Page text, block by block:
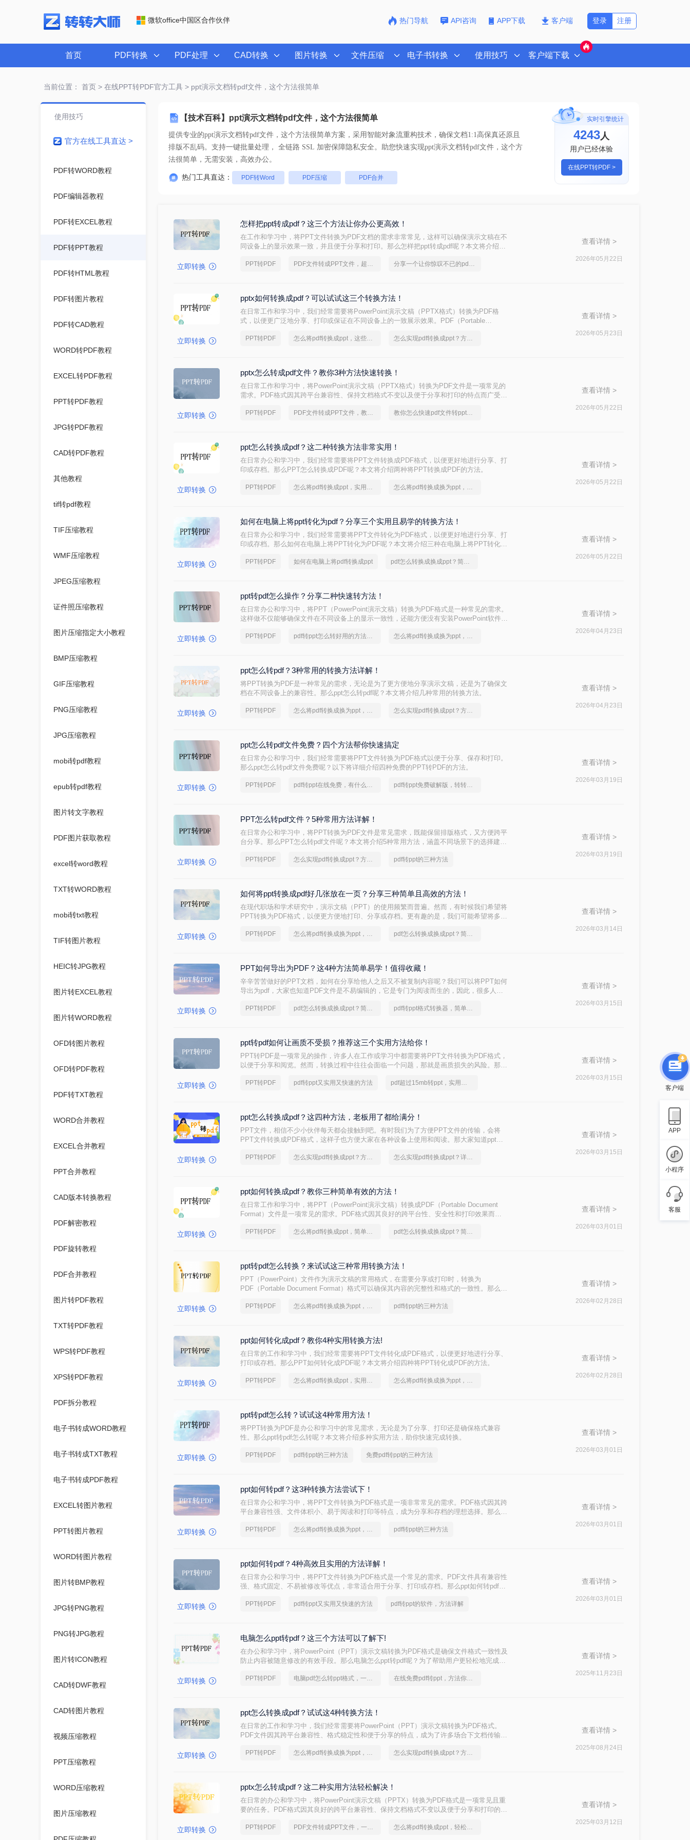
微软office中国区合作伙伴 热门导航 API咨询 APP下载 客户端 注册
登录
首页 PDF转换 PDF处理 CAD转换 图片转换 文件压缩 电子书转换 使用技巧 客户端下载
当前位置： 首页> 在线PPT转PDF官方工具> ppt演示文档转pdf文件，这个方法很简单
【技术百科】ppt演示文档转pdf文件，这个方法很简单
提供专业的ppt演示文档转pdf文件，这个方法很简单方案，采用智能对象流重构技术，确保文档1:1高保真还原且
排版不乱码。支持一键批量处理， 全链路 SSL 加密保障隐私安全。助您快速实现ppt演示文档转pdf文件，这个方
法很简单，无需安装，高效办公。
热门工具直达： PDF转Word PDF压缩 PDF合并
实时引擎统计
4243人
用户已经体验
在线PPT转PDF >
使用技巧
官方在线工具直达 >
PDF转WORD教程
PDF编辑器教程
PDF转EXCEL教程
PDF转PPT教程
PDF转HTML教程
PDF转图片教程
PDF转CAD教程
WORD转PDF教程
EXCEL转PDF教程
PPT转PDF教程
JPG转PDF教程
CAD转PDF教程
其他教程
tif转pdf教程
TIF压缩教程
WMF压缩教程
JPEG压缩教程
证件照压缩教程
图片压缩指定大小教程
BMP压缩教程
GIF压缩教程
PNG压缩教程
JPG压缩教程
mobi转pdf教程
epub转pdf教程
图片转文字教程
PDF图片获取教程
excel转word教程
TXT转WORD教程
mobi转txt教程
TIF转图片教程
HEIC转JPG教程
图片转EXCEL教程
图片转WORD教程
OFD转图片教程
OFD转PDF教程
PDF转TXT教程
WORD合并教程
EXCEL合并教程
PPT合并教程
CAD版本转换教程
PDF解密教程
PDF旋转教程
PDF合并教程
图片转PDF教程
TXT转PDF教程
WPS转PDF教程
XPS转PDF教程
PDF拆分教程
电子书转成WORD教程
电子书转成TXT教程
电子书转成PDF教程
EXCEL转图片教程
PPT转图片教程
WORD转图片教程
图片转BMP教程
JPG转PNG教程
PNG转JPG教程
图片转ICON教程
CAD转DWF教程
CAD转图片教程
视频压缩教程
PPT压缩教程
WORD压缩教程
图片压缩教程
立即转换
怎样把ppt转成pdf？这三个方法让你办公更高效！
在工作和学习中，将PPT文件转换为PDF文档的需求非常常见，这样可以确保演示文稿在不
同设备上的显示效果一致，并且便于分享和打印。那么怎样把ppt转成pdf呢？本文将介绍三
PPT转PDF PDF文件转成PPT文件，超高效图文教程推荐 分享一个让你惊叹不已的pdf格式转ppt方法
查看详情 >
2026年05月22日
立即转换
pptx如何转换成pdf？可以试试这三个转换方法！
在日常工作和学习中，我们经常需要将PowerPoint演示文稿（PPTX格式）转换为PDF格
式，以便更广泛地分享、打印或保证在不同设备上的一致展示效果。PDF（Portable
何转换成pdf呢？本文将详细介绍几种将PPTX转换为PDF的高效方法，帮助您轻松完成转换
PPT转PDF 怎么将pdf转换成ppt，这些方法可以帮到你 怎么实现pdf转换成ppt？方法详解
查看详情 >
2026年05月23日
立即转换
pptx怎么转成pdf文件？教你3种方法快速转换！
在日常工作和学习中，将PowerPoint演示文稿（PPTX格式）转换为PDF文件是一项常见的
需求。PDF格式因其跨平台兼容性、保持文档格式不变以及便于分享和打印的特点而广受欢
助您轻松完成转换任务。
PPT转PDF PDF文件转成PPT文件，教你一个方法 教你怎么快速pdf文件转ppt文档
查看详情 >
2026年05月22日
立即转换
ppt怎么转换成pdf？这二种转换方法非常实用！
在日常办公和学习中，我们经常需要将PPT文件转换成PDF格式，以便更好地进行分享、打
印或存档。那么PPT怎么转换成PDF呢？本文将介绍两种将PPT转换成PDF的方法。
PPT转PDF 怎么将pdf转换成ppt，实用方法不要错过 怎么将pdf转换成换为ppt，实用的方法来了
查看详情 >
2026年05月22日
立即转换
如何在电脑上将ppt转化为pdf？分享三个实用且易学的转换方法！
在日常办公和学习中，我们经常需要将PPT文件转化为PDF格式，以便更好地进行分享、打
印或存档。那么如何在电脑上将PPT转化为PDF呢？本文将介绍三种在电脑上将PPT转化为
PPT转PDF 如何在电脑上将pdf转换成ppt pdf怎么转换成换成ppt？简单易学的方法
查看详情 >
2026年05月22日
立即转换
ppt转pdf怎么操作？分享二种快速转方法！
在日常办公和学习中，将PPT（PowerPoint演示文稿）转换为PDF格式是一种常见的需求。
这样做不仅能够确保文件在不同设备上的显示一致性，还能方便没有安装PowerPoint软件的
实现这一目标。
PPT转PDF pdf转ppt怎么转好用的方法分享 怎么将pdf转换成换为ppt，正确的操作方法
查看详情 >
2026年04月23日
立即转换
ppt怎么转pdf？3种常用的转换方法详解！
将PPT转换为PDF是一种常见的需求，无论是为了更方便地分享演示文稿，还是为了确保文
档在不同设备上的兼容性。那么ppt怎么转pdf呢？本文将介绍几种常用的转换方法。
PPT转PDF 怎么将pdf转换成换为ppt，分享一种简单的方法 怎么实现pdf转换成ppt？方法详解
查看详情 >
2026年04月23日
立即转换
ppt怎么转pdf文件免费？四个方法帮你快速搞定
在日常办公和学习中，我们经常需要将PPT文件转换为PDF格式以便于分享、保存和打印。
那么ppt怎么转pdf文件免费呢？以下将详细介绍四种免费的PPT转PDF的方法。
PPT转PDF pdf转ppt在线免费，有什么快速的方法 pdf转ppt免费破解版，转转大师帮你解决
查看详情 >
2026年03月19日
立即转换
PPT怎么转pdf文件？5种常用方法详解！
在日常办公和学习中，将PPT转换为PDF文件是常见需求，既能保留排版格式，又方便跨平
台分享。那么PPT怎么转pdf文件呢？本文将介绍5种常用方法，涵盖不同场景下的选择建
PPT转PDF 怎么实现pdf转换成ppt？方法详解 pdf转ppt的三种方法
查看详情 >
2026年03月19日
立即转换
如何将ppt转换成pdf好几张放在一页？分享三种简单且高效的方法！
在现代职场和学术研究中，演示文稿（PPT）的使用频繁而普遍。然而，有时候我们希望将
PPT转换为PDF格式，以便更方便地打印、分享或存档。更有趣的是，我们可能希望将多个
呢？在本文中，我们将介绍三种简单且高效的方法，以满足这些需求。
PPT转PDF 怎么将pdf转换成换为ppt，分享一种简单的方法 pdf怎么转换成换成ppt？简单高效的恢复方法
查看详情 >
2026年03月14日
立即转换
PPT如何导出为PDF？这4种方法简单易学！值得收藏！
辛辛苦苦做好的PPT文档，如何在分享给他人之后又不被复制内容呢？我们可以将PPT如何
导出为pdf，大家也知道PDF文件是不易编辑的，它是专门为阅读而生的，因此，很多人都
PPT转PDF pdf怎么转换成换成ppt？简单易学的方法 pdf转ppt格式转换器，简单易学的方法
查看详情 >
2026年03月15日
立即转换
ppt转pdf如何让画质不受损？推荐这三个实用方法给你！
PPT转PDF是一项常见的操作，许多人在工作或学习中都需要将PPT文件转换为PDF格式，
以便于分享和阅览。然而，转换过程中往往会面临一个问题，那就是画质损失的风险。那
留技巧，让您的转换过程更加顺利和高效。
PPT转PDF pdf转ppt又实用又快速的方法 pdf超过15mb转ppt，实用方法不要错过
查看详情 >
2026年03月15日
立即转换
ppt怎么转换成pdf？这四种方法，老板用了都给满分！
PPT文件，相信不少小伙伴每天都会接触到吧。有时我们为了方便PPT文件的传输，会将
PPT文件转换成PDF格式，这样子也方便大家在各种设备上使用和阅读。那大家知道ppt怎
方法。
PPT转PDF 怎么实现pdf转换成ppt？方法详解 怎么实现pdf转换成ppt？详细方法教学
查看详情 >
2026年03月15日
立即转换
ppt如何转换成pdf？教你三种简单有效的方法！
在日常工作和学习中，将PPT（PowerPoint演示文稿）转换成PDF（Portable Document
Format）文件是一项常见的需求。PDF格式因其良好的跨平台性、安全性和打印效果而广
PPT转PDF 怎么将pdf转换成ppt，简单方法教你一招 pdf怎么转换成换成ppt？简单易学的方法
查看详情 >
2026年03月01日
立即转换
ppt转pdf怎么转换？来试试这三种常用转换方法！
PPT（PowerPoint）文件作为演示文稿的常用格式，在需要分享或打印时，转换为
PDF（Portable Document Format）格式可以确保其内容的完整性和格式的一致性。那么
PPT转PDF 怎么将pdf转换成换为ppt，实用的方法来了 pdf转ppt的三种方法
查看详情 >
2026年02月28日
立即转换
ppt如何转化成pdf？教你4种实用转换方法!
在日常的工作和学习中，我们经常需要将PPT文件转化成PDF格式，以便更好地进行分享、
打印或存档。那么PPT如何转化成PDF呢？本文将介绍四种将PPT转化成PDF的方法。
PPT转PDF 怎么将pdf转换成ppt，实用方法不要错过 怎么将pdf转换成换为ppt，实用的方法来了
查看详情 >
2026年02月28日
立即转换
ppt转pdf怎么转？试试这4种常用方法！
将PPT转换为PDF是办公和学习中的常见需求，无论是为了分享、打印还是确保格式兼容
性。那么ppt转pdf怎么转呢？本文将介绍多种实用方法，助你快速完成转换。
PPT转PDF pdf转ppt的三种方法 免费pdf转ppt的三种方法
查看详情 >
2026年03月01日
立即转换
ppt如何转pdf？这3种转换方法尝试下！
在日常办公和学习中，将PPT文件转换为PDF格式是一项非常常见的需求。PDF格式因其跨
平台兼容性强、文件体积小、易于阅读和打印等特点，成为分享和存档的理想选择。那么
PPT转PDF 怎么将pdf转换成换为ppt，分享一种简单的方法 pdf转ppt的三种方法
查看详情 >
2026年03月01日
立即转换
ppt如何转pdf？4种高效且实用的方法详解！
在日常办公和学习中，将PPT文件转换为PDF格式是一个常见的需求。PDF文件具有兼容性
强、格式固定、不易被修改等优点，非常适合用于分享、打印或存档。那么ppt如何转pdf
PPT转PDF pdf转ppt又实用又快速的方法 pdf转ppt的软件，方法详解
查看详情 >
2026年03月01日
立即转换
电脑怎么ppt转pdf？这三个方法可以了解下!
在办公和学习中，将PowerPoint（PPT）演示文稿转换为PDF格式是确保文件格式一致性及
防止内容被随意修改的有效手段。那么电脑怎么ppt转pdf呢？为了帮助用户更轻松地完成这
PPT转PDF 电脑pdf怎么转ppt格式，一分钟带你了解 在线免费pdf转ppt，方法你了解吗？
查看详情 >
2025年11月23日
立即转换
ppt怎么转换成pdf？试试这4种转换方法！
在日常的工作和学习中，我们经常需要将PowerPoint（PPT）演示文稿转换为PDF格式。
PDF文件因其跨平台兼容性、格式稳定性和便于分享的特点，成为了许多场合下文档传输和
转换为PDF都是一个明智的选择。那么ppt怎么转换成pdf呢？本文将详细介绍几种将PPT转
PPT转PDF 怎么将pdf转换成换为ppt，分享一种简单的方法 怎么实现pdf转换成ppt？方法详解
查看详情 >
2025年08月24日
立即转换
pptx怎么转成pdf？这二种实用方法轻松解决！
在日常的办公和学习中，将PowerPoint演示文稿（PPTX）转换为PDF格式是一项常见且重
要的任务。PDF格式因其良好的跨平台兼容性、保持文档格式不变以及便于分享和打印的特
PPT转PDF PDF文件转成PPT文件，一招轻松解决 怎么将pdf转换成ppt，轻松解决烦恼
查看详情 >
2025年03月12日
客户端
APP
小程序
客服